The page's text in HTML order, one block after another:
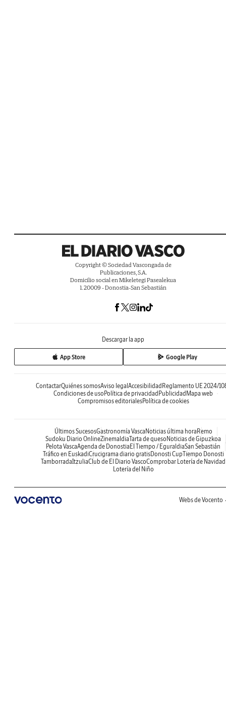
Copyright © Sociedad Vascongada de
Publicaciones, S.A.
Domicilio social en Mikeletegi Pasealekua
1. 20009 - Donostia-San Sebastián
Descargar la app
App Store Google Play
ContactarQuiénes somosAviso legal Accesibilidad Reglamento UE 2024/
Condiciones de uso Política de privacidad Publicidad Mapa web
Compromisos editorialesPolítica de cookies
Últimos SucesosGastronomía Vasca Noticias última hora Remo
Sudoku Diario OnlineZinemaldiaTarta de queso Noticias de Gipuzkoa
Pelota VascaAgenda de Donostia El Tiempo / EguraldiaSan Sebastián
Tráfico en EuskadiCrucigrama diario gratisDonosti CupTiempo Donosti
TamborradaItzuliaClub de El Diario VascoComprobar Lotería de Navidad
Lotería del Niño
Webs de Vocento